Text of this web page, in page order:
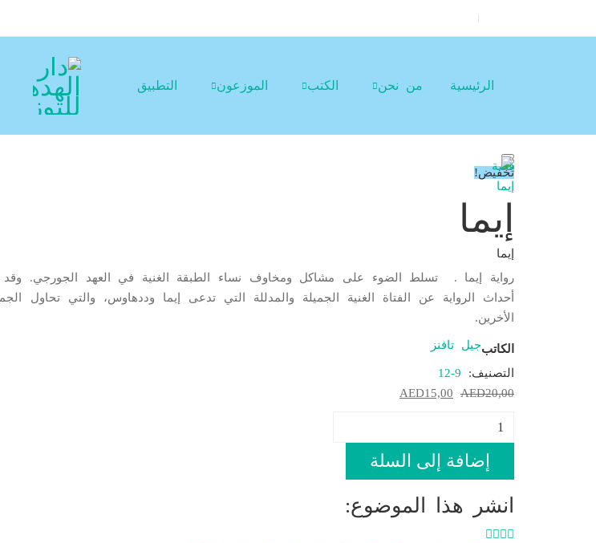
الرئيسية من نحن الكتب الموزعون التطبيق
تخفيض!
إيما
إيما
رواية إيما . تسلط الضوء على مشاكل ومخاوف نساء الطبقة الغنية في العهد الجورجي.
أحداث الرواية عن الفتاة الغنية الجميلة والمدللة التي تدعى إيما وددهاوس، والتي
الأخرين.
الكاتبجيل تافنز
التصنيف: 12-9
AED20,00
السعر
AED20,00.
AED15,00
AED15,00.
كمية
إيما
إضافة إلى السلة
انشر هذا الموضوع: